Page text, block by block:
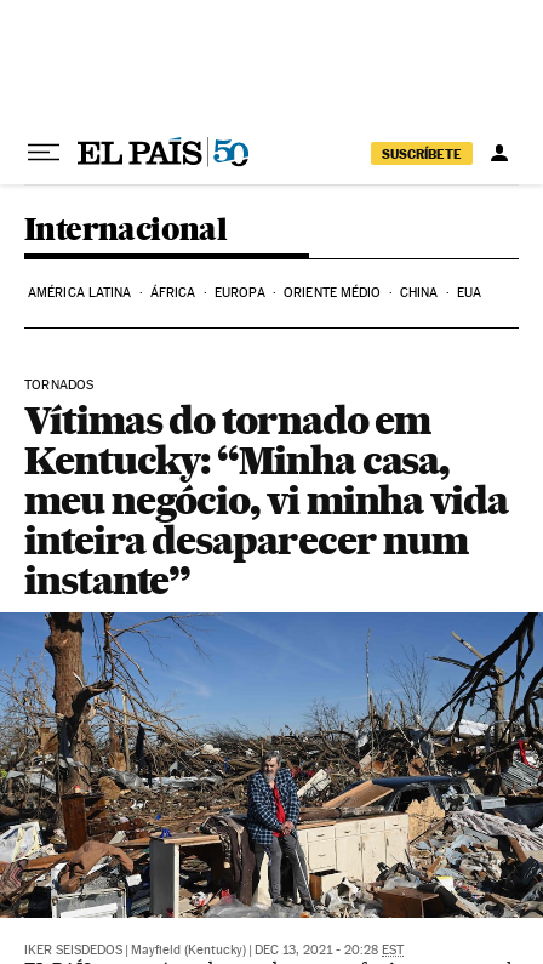
SUSCRÍBETE
Internacional
AMÉRICA LATINA ÁFRICA EUROPA ORIENTE MÉDIO CHINA EUA
TORNADOS
Vítimas do tornado em
Kentucky: “Minha casa,
meu negócio, vi minha vida
inteira desaparecer num
instante”
IKER SEISDEDOS Mayfield (Kentucky) DEC 13, 2021 - 20:28 EST